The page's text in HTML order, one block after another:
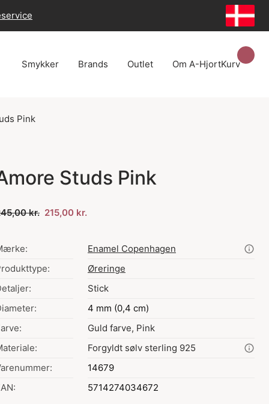
Smykker Brands Outlet Om A-HjortKurv
Pink
Studs Pink
kr. 215,00 kr.
Enamel Copenhagen
Øreringe
Stick
4 mm (0,4 cm)
Guld farve, Pink
Forgyldt sølv sterling 925
14679
5714274034672